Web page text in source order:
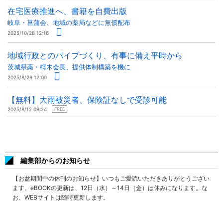
在宅医療推進へ、書籍を自費出版
岐阜・菖蒲会、地域の薬局などに無償配布
2025/10/28 12:16
地域行政とのパイプづくり、有事に備え平時から
茨城県薬・樗木会長、提供体制構築を機に
2025/8/29 12:00
【無料】大雨被災者、保険証なしで受診可能
2025/8/12 09:24 FREE
編集部からのお知らせ
【お盆期間中の休刊のお知らせ】いつもご愛読いただきありがとうござい
ます。eBOOKの更新は、12日（水）～14日（金）は休みになります。な
お、WEBサイトは随時更新します。